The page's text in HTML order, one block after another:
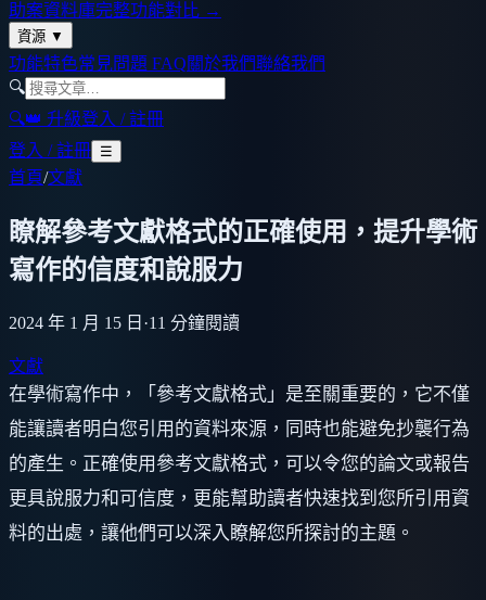
助案資料庫完整功能對比 →
資源 ▼
功能特色常見問題 FAQ關於我們聯絡我們
🔍
🔍👑 升級登入 / 註冊
登入 / 註冊 ☰
首頁/文獻
瞭解參考文獻格式的正確使用，提升學術
寫作的信度和說服力
2024 年 1 月 15 日 ·11 分鐘閱讀
文獻
在學術寫作中，「參考文獻格式」是至關重要的，它不僅
能讓讀者明白您引用的資料來源，同時也能避免抄襲行為
的產生。正確使用參考文獻格式，可以令您的論文或報告
更具說服力和可信度，更能幫助讀者快速找到您所引用資
料的出處，讓他們可以深入瞭解您所探討的主題。